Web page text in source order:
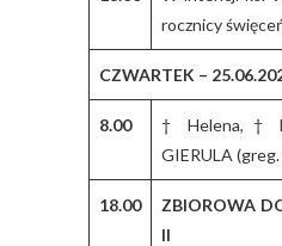
rocznicy
CZWARTEK –
8.00
† Helena, †
GIERULA (greg.
18.00
ZBIOROWA
II